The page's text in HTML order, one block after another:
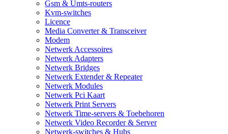
Gsm & Umts-routers
Kvm-switches
Licence
Media Converter & Transceiver
Modem
Netwerk Accessoires
Netwerk Adapters
Netwerk Bridges
Netwerk Extender & Repeater
Netwerk Modules
Netwerk Pci Kaart
Netwerk Print Servers
Netwerk Time-servers & Toebehoren
Netwerk Video Recorder & Server
Netwerk-switches & Hubs